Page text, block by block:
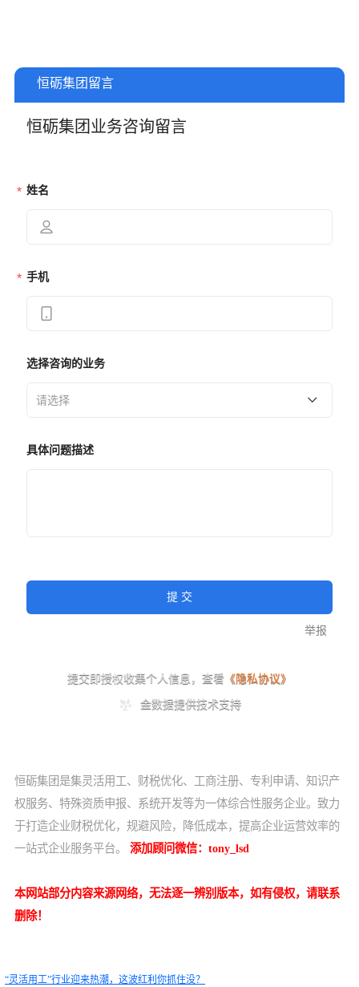
恒砺集团是集灵活用工、财税优化、工商注册、专利申请、知识产
权服务、特殊资质申报、系统开发等为一体综合性服务企业。致力
于打造企业财税优化，规避风险，降低成本，提高企业运营效率的
一站式企业服务平台。 添加顾问微信： tony_lsd
本网站部分内容来源网络，无法逐一辨别版本，如有侵权，请联系
删除！
“灵活用工”行业迎来热潮，这波红利你抓住没？